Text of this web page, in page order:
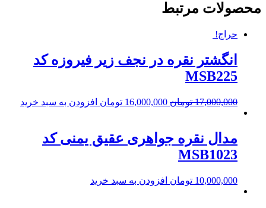
محصولات مرتبط
حراج!
انگشتر نقره در نجف زیر فیروزه کد
MSB225
17,000,000 تومان 16,000,000 تومان افزودن به سبد خرید
مدال نقره جواهری عقیق یمنی کد
MSB1023
10,000,000 تومان افزودن به سبد خرید